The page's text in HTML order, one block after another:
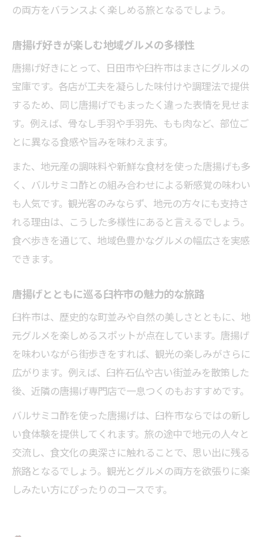
の両方をバランスよく楽しめる旅となるでしょう。
唐揚げ好きが楽しむ地域グルメの多様性
唐揚げ好きにとって、日田市や臼杵市はまさにグルメの
宝庫です。各店が工夫を凝らした味付けや調理法で提供
するため、同じ唐揚げでもまったく違った表情を見せま
す。例えば、骨なし手羽や手羽先、もも肉など、部位ご
とに異なる食感や旨みを味わえます。
また、地元産の調味料や新鮮な食材を使った唐揚げも多
く、バルサミコ酢との組み合わせによる新感覚の味わい
も人気です。観光客のみならず、地元の方々にも支持さ
れる理由は、こうした多様性にあると言えるでしょう。
食べ歩きを通じて、地域色豊かなグルメの幅広さを実感
できます。
唐揚げとともに巡る臼杵市の魅力的な旅路
臼杵市は、歴史的な町並みや自然の美しさとともに、地
元グルメを楽しめるスポットが点在しています。唐揚げ
を味わいながら街歩きをすれば、観光の楽しみがさらに
広がります。例えば、臼杵石仏や古い街並みを散策した
後、近隣の唐揚げ専門店で一息つくのもおすすめです。
バルサミコ酢を使った唐揚げは、臼杵市ならではの新し
い食体験を提供してくれます。旅の途中で地元の人々と
交流し、食文化の奥深さに触れることで、思い出に残る
旅路となるでしょう。観光とグルメの両方を欲張りに楽
しみたい方にぴったりのコースです。